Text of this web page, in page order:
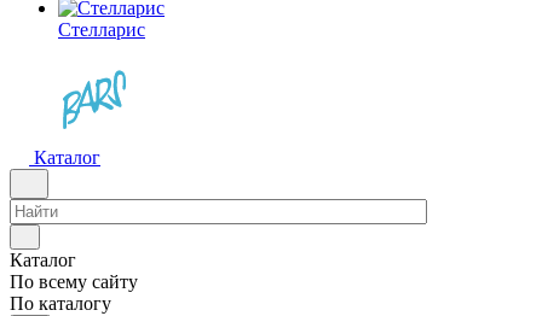
Стелларис
Каталог
Каталог
По всему сайту
По каталогу